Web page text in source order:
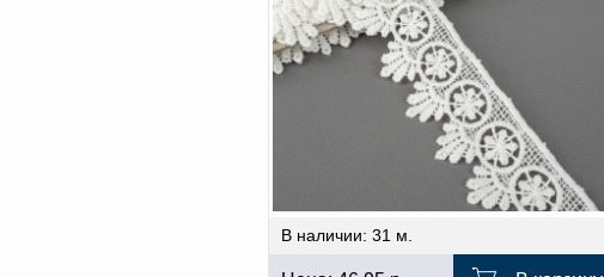
В наличии: 31 м.